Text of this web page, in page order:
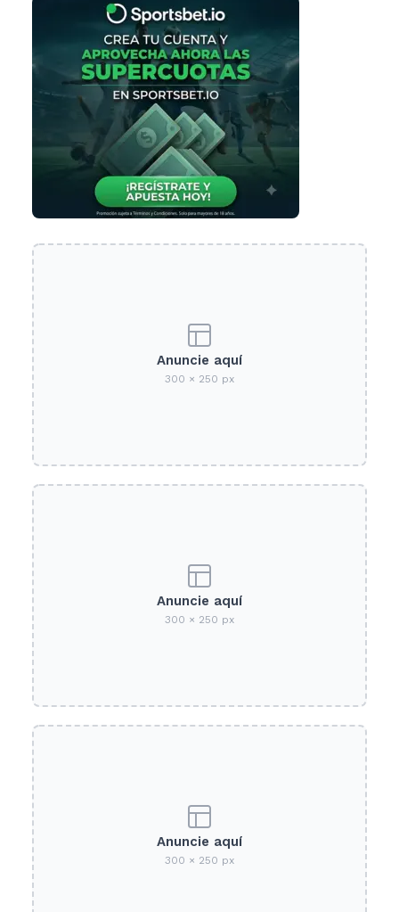
Anuncie aquí
300 × 250 px
Anuncie aquí
300 × 250 px
Anuncie aquí
300 × 250 px